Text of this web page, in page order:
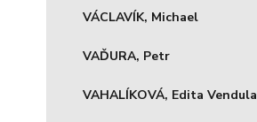
VÁCLAVÍK, Michael
VAĎURA, Petr
VAHALÍKOVÁ, Edita Vendula